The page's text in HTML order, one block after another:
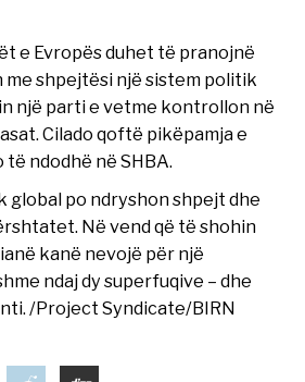
e Evropës duhet të pranojnë
me shpejtësi një sistem politik
një parti e vetme kontrollon në
Cilado qoftë pikëpamja e
të ndodhë në SHBA.
global po ndryshon shpejt dhe
Në vend që të shohin
kanë nevojë për një
ndaj dy superfuqive – dhe
/Project Syndicate/BIRN